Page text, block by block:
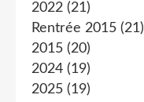
2022 (21)
Rentrée 2015 (21)
2015 (20)
2024 (19)
2025 (19)